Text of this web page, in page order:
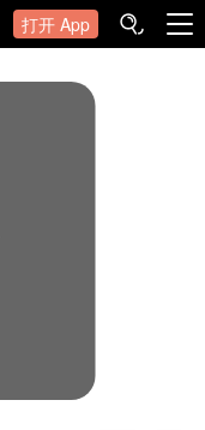
打开 App